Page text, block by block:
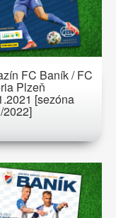
FC Baník / FC
Plzeň
[sezóna
2022]